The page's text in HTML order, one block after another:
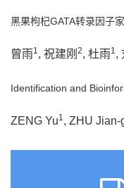
黑果枸杞GATA转录因子
曾雨1, 祝建刚 2, 杜雨1,
Identification and
ZENG Yu1, ZHU Jian-